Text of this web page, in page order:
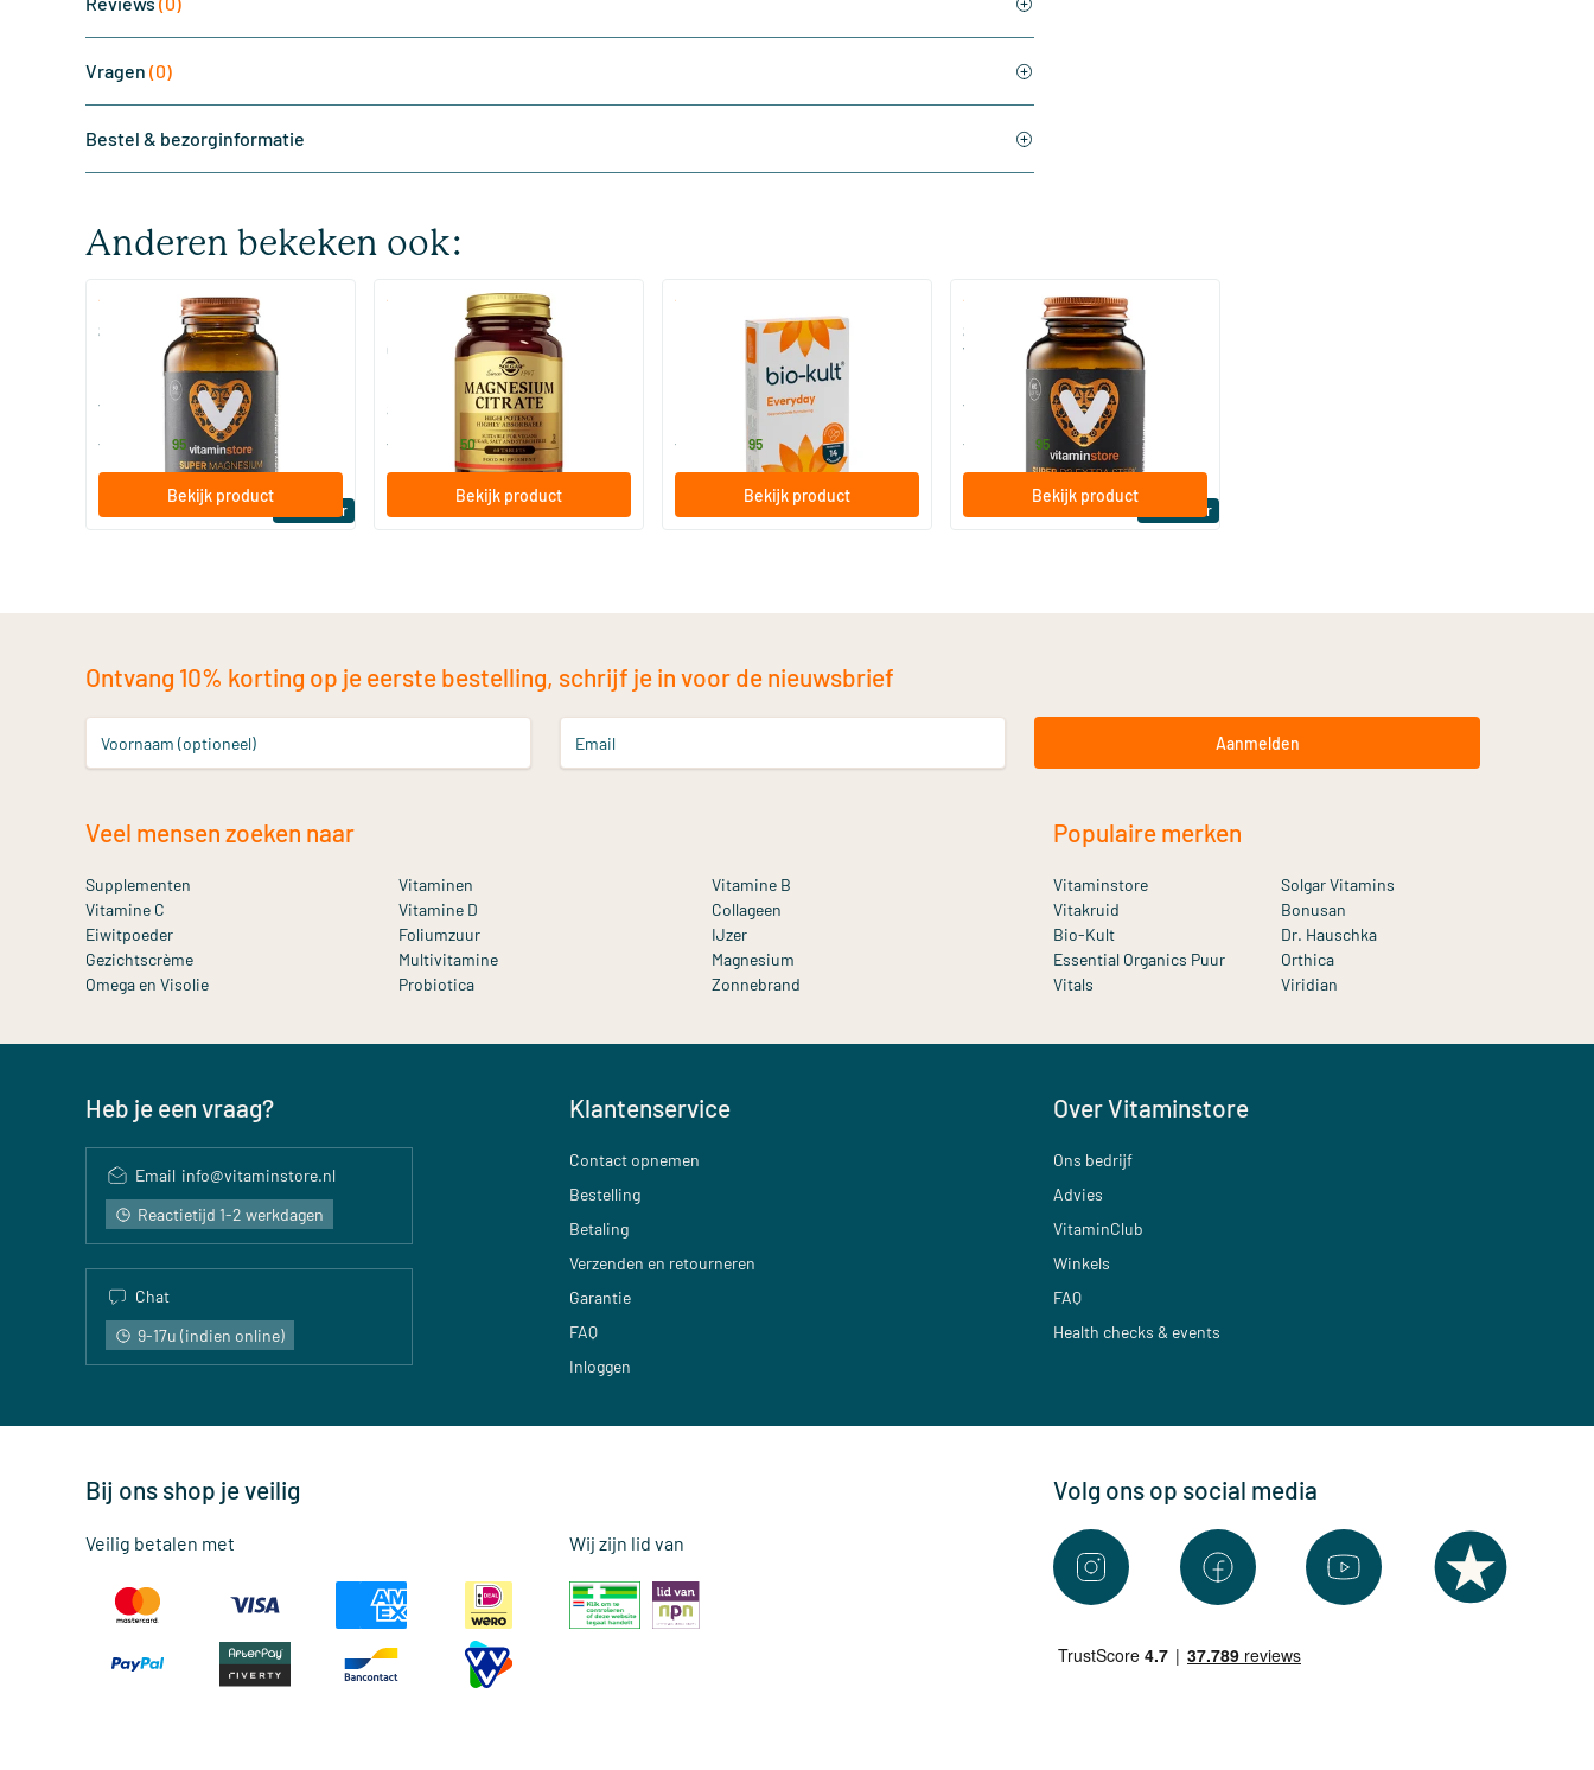
Vragen (0)
Bestel & bezorginformatie
Anderen bekeken ook:
Bestseller
(510)
Super Magnesium
60/​120 tabletten
Vitaminstore
vanaf 95
Bekijk product
(287)
Magnesium Citrate (Magnesium
Citraat)
60/​120 tabletten
Solgar Vitamins
vanaf 50
Bekijk product
Bio-Kult Probiotica
30/​60/​120 capsules
vanaf .95
Bekijk product
Bestseller
(158)
Super D3 Extra Sterk 75 mcg
vitamine D
60/​120 softgels
Vitaminstore
vanaf 95
Bekijk product
Ontvang 10% korting op je eerste bestelling, schrijf je in voor de nieuwsbrief
Voornaam (optioneel) Email Aanmelden
Veel mensen zoeken naar
Supplementen Vitaminen
Vitamine B
Vitamine C
Vitamine D
Collageen
Eiwitpoeder
Foliumzuur
IJzer
Gezichtscrème
Multivitamine
Magnesium
Omega en Visolie
Probiotica Zonnebrand
Populaire merken
Vitaminstore
Solgar Vitamins
Vitakruid
Bonusan
Bio-Kult
Dr. Hauschka
Essential Organics Puur
Orthica
Vitals
Viridian
Heb je een vraag?
Email info@vitaminstore.nl
Reactietijd 1-2 werkdagen
Chat
9-17u (indien online)
Klantenservice
Contact opnemen
Bestelling
Betaling
Verzenden en retourneren
Garantie
FAQ
Inloggen
Over Vitaminstore
Ons bedrijf
Advies
VitaminClub
Winkels
FAQ
Health checks & events
Bij ons shop je veilig
Veilig betalen met Wij zijn lid van
Volg ons op social media